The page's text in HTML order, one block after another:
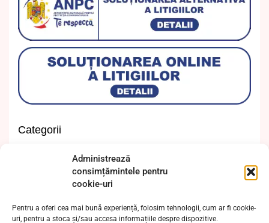
Administrează
consimțămintele pentru
cookie-uri
Pentru a oferi cea mai bună experiență, folosim tehnologii, cum ar fi cookie-
uri, pentru a stoca și/sau accesa informațiile despre dispozitive.
Categorii
Invitații de botez
Invitații de nuntă
Invitații majorat
Invitații moț și turtă